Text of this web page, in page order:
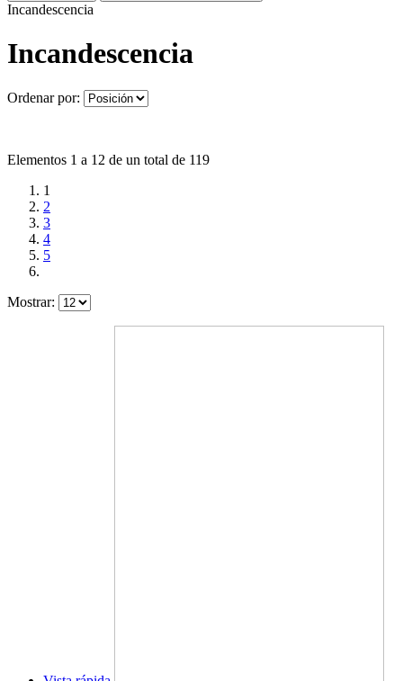
Incandescencia
Incandescencia
Ordenar por:
Elementos 1 a 12 de un total de 119
1
2
3
4
5
Mostrar: